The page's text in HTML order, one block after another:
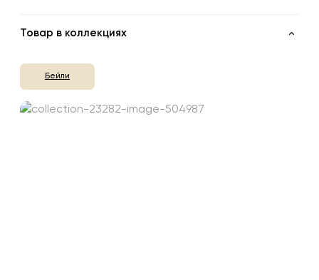
Товар в коллекциях
Бейли